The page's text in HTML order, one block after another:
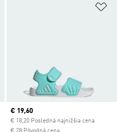
Pridať do zoznamu želaných
Current price
€ 19,60
€ 18,20 Posledná najnižšia cena